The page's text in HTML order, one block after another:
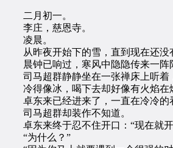
二月初一。
李庄，慈恩寺。
凌晨。
从昨夜开始下的雪，直到现在还没
晨钟已响过，寒风中隐隐传来一阵
司马超群静静坐在一张禅床上听着
冷得像冰，喝下去却好像有火焰在
卓东来已经进来了，一直在冷冷的
司马超群却装作不知道。
卓东来终于忍不住开口：“现在就开
“为什么？”